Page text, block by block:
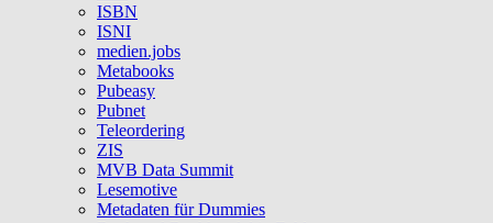
ISBN
ISNI
medien.jobs
Metabooks
Pubeasy
Pubnet
Teleordering
ZIS
MVB Data Summit
Lesemotive
Metadaten für Dummies